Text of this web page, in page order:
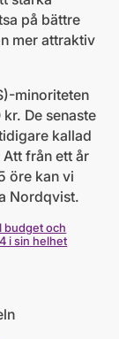
på bättre
mer attraktiv
minoriteten
De senaste
kallad
från ett år
öre kan vi
Nordqvist.
budget och
i sin helhet